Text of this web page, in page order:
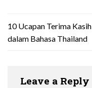
10 Ucapan Terima Kasih
dalam Bahasa Thailand
Leave a Reply